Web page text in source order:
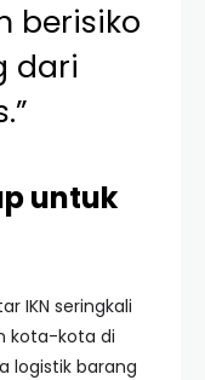
berisiko
dari
untuk
IKN seringkali
kota-kota di
logistik barang